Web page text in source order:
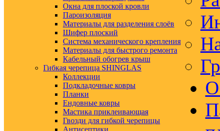
Окна для плоской кровли
Пароизоляция
Материалы для разделения слоёв
Шифер плоский
Система механического крепления
Материалы для быстрого ремонта
Кабельный обогрев крыш
Гибкая черепица SHINGLAS
Коллекции
Подкладочные ковры
Планки
Ендовные ковры
Мастика приклеивающая
Гвозди для гибкой черепицы
Антисептики